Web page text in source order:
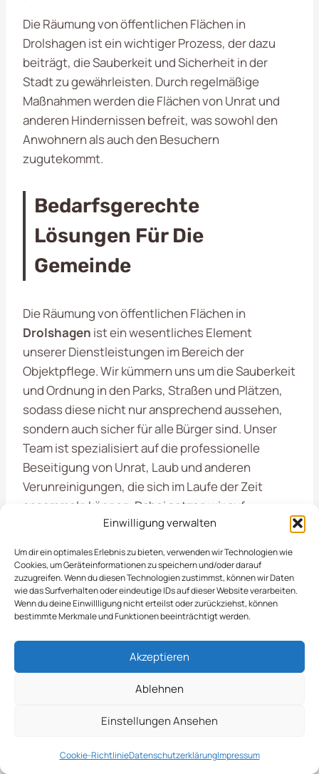
Einwilligung verwalten
Um dir ein optimales Erlebnis zu bieten, verwenden wir Technologien wie
Cookies, um Geräteinformationen zu speichern und/oder darauf
zuzugreifen. Wenn du diesen Technologien zustimmst, können wir Daten
wie das Surfverhalten oder eindeutige IDs auf dieser Website verarbeiten.
Wenn du deine Einwillligung nicht erteilst oder zurückziehst, können
bestimmte Merkmale und Funktionen beeinträchtigt werden.
Akzeptieren
Ablehnen
Einstellungen Ansehen
Cookie-RichtlinieDatenschutzerklärungImpressum
Die Räumung von öffentlichen Flächen in
Drolshagen ist ein wichtiger Prozess, der dazu
beiträgt, die Sauberkeit und Sicherheit in der
Stadt zu gewährleisten. Durch regelmäßige
Maßnahmen werden die Flächen von Unrat und
anderen Hindernissen befreit, was sowohl den
Anwohnern als auch den Besuchern
zugutekommt.
Bedarfsgerechte
Lösungen Für Die
Gemeinde
Die Räumung von öffentlichen Flächen in
Drolshagen ist ein wesentliches Element
unserer Dienstleistungen im Bereich der
Objektpflege. Wir kümmern uns um die Sauberkeit
und Ordnung in den Parks, Straßen und Plätzen,
sodass diese nicht nur ansprechend aussehen,
sondern auch sicher für alle Bürger sind. Unser
Team ist spezialisiert auf die professionelle
Beseitigung von Unrat, Laub und anderen
Verunreinigungen, die sich im Laufe der Zeit
ansammeln können. Dabei setzen wir auf
moderne Techniken und umweltfreundliche
zu steigern. Zu unseren Aufgaben gehören unter
anderem:
Entfernung von Abfällen und Müll
Laubbeseitigung in den Herbstmonaten
Pflege und Reinigung von öffentlichen
Mit unserem Engagement tragen wir dazu bei,
und Arbeiten bleibt, insbesondere durch die